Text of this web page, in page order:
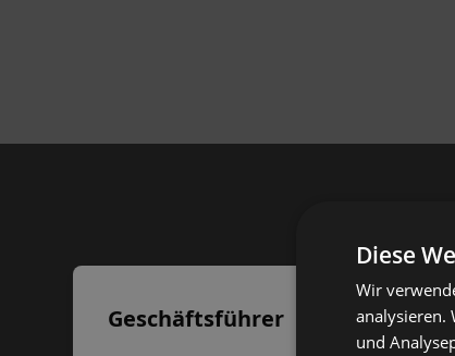
Geschäftsführer
Diese
Wir
analysieren.
und